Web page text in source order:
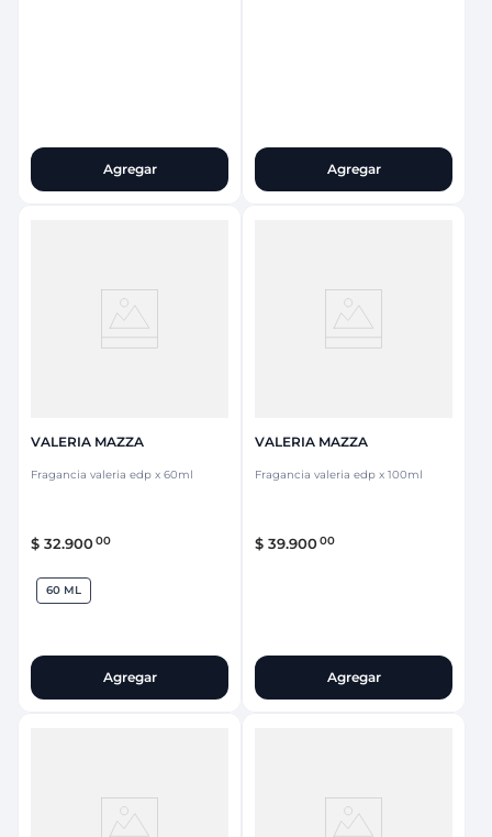
Agregar Agregar
VALERIA MAZZA
Fragancia valeria edp x 60ml
$ 32.90000
60 ML
Agregar
VALERIA MAZZA
Fragancia valeria edp x 100ml
$ 39.90000
Agregar